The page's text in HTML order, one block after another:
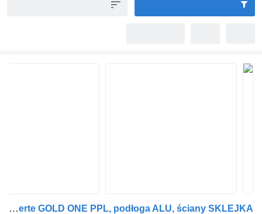
Cheval Liberté CL-10BB Cheval Liberte GOLD ONE PPL, podłoga ALU, ściany SKLEJKA